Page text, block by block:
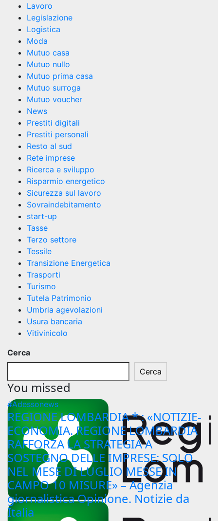
Lavoro
Legislazione
Logistica
Moda
Mutuo casa
Mutuo nullo
Mutuo prima casa
Mutuo surroga
Mutuo voucher
News
Prestiti digitali
Prestiti personali
Resto al sud
Rete imprese
Ricerca e sviluppo
Risparmio energetico
Sicurezza sul lavoro
Sovraindebitamento
start-up
Tasse
Terzo settore
Tessile
Transizione Energetica
Trasporti
Turismo
Tutela Patrimonio
Umbria agevolazioni
Usura bancaria
Vitivinicolo
Cerca
Cerca
You missed
#Adessonews
REGIONE LOMBARDIA * : «NOTIZIE-
ECONOMIA. REGIONE LOMBARDIA
RAFFORZA LA STRATEGIA A
SOSTEGNO DELLE IMPRESE: SOLO
NEL MESE DI LUGLIO MESSE IN
CAMPO 10 MISURE» – Agenzia
giornalistica Opinione. Notizie da
Italia